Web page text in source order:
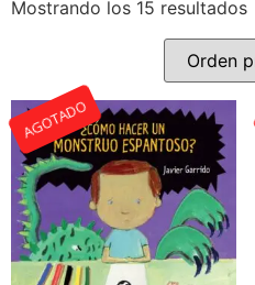
Mostrando los 15 resultados
AGOTADO